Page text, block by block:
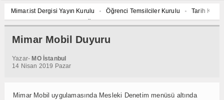
Mimar.ist Dergisi Yayın Kurulu Öğrenci Temsilciler Kurulu
Tarih
İmar ve Çevre Komisyonu
2027 YILI AJANDASI FOTOĞRAF YARIŞMASI “Mimarlığın İzleri”
Mimar Mobil Duyuru
Yazar- MO İstanbul
14 Nisan 2019 Pazar
Mimar Mobil uygulamasında Mesleki Denetim menüsü altında